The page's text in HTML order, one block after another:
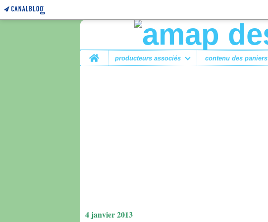
Home
producteurs associés contenu des paniers
4 janvier 2013